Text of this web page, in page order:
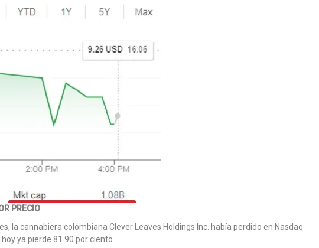
PRECIO
la cannabiera colombiana Clever Leaves Holdings Inc. había perdido en Nasdaq
ya pierde 81.90 por ciento.